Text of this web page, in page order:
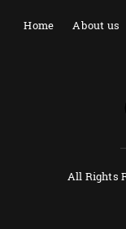
Home About us
All Rights